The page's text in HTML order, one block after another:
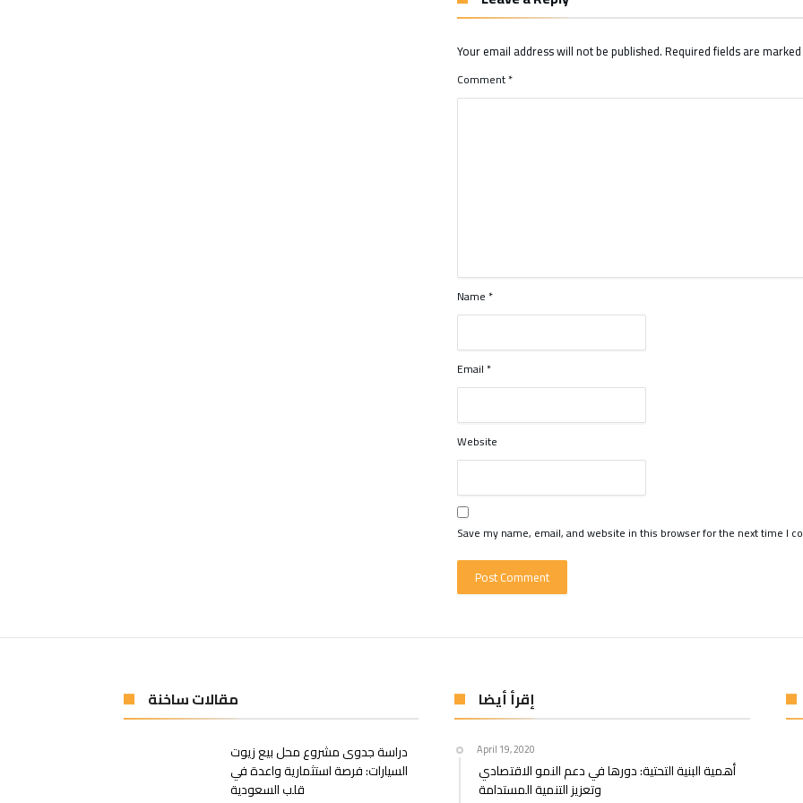
Your email address will not be published.Required fields are marked
Comment*
Name*
Email*
Website
Save my name, email, and website in this browser for the next time I
مقالات ساخنة
دراسة جدوى مشروع محل بيع زيوت
السيارات: فرصة استثمارية واعدة في
قلب السعودية
إقرأ أيضا
April 19, 2020
أهمية البنية التحتية: دورها في دعم النمو الاقتصادي
وتعزيز التنمية المستدامة